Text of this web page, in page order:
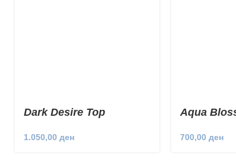
Dark Desire Top
1.050,00 ден
Aqua
700,00 ден